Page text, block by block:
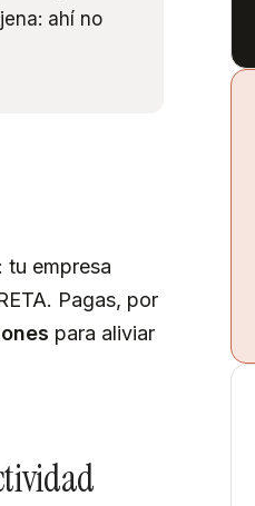
ahí no
tu empresa
Pagas, por
para aliviar